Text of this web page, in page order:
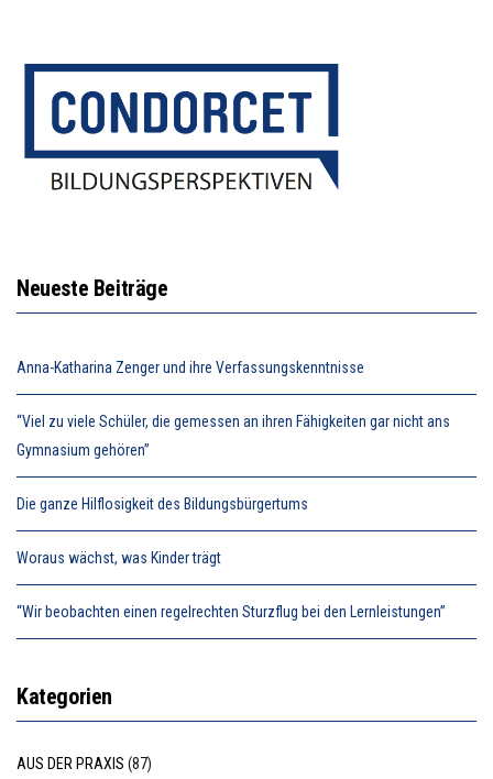
Neueste Beiträge
Anna-Katharina Zenger und ihre Verfassungskenntnisse
“Viel zu viele Schüler, die gemessen an ihren Fähigkeiten gar nicht ans
Gymnasium gehören”
Die ganze Hilflosigkeit des Bildungsbürgertums
Woraus wächst, was Kinder trägt
“Wir beobachten einen regelrechten Sturzflug bei den Lernleistungen”
Kategorien
AUS DER PRAXIS (87)